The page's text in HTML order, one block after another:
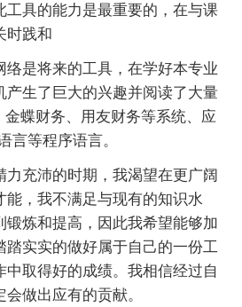
工具的能力是最重要的，在与课
时践和
络是将来的工具，在学好本专业
产生了巨大的兴趣并阅读了大量
金蝶财务、用友财务等系统、应
言等程序语言。
力充沛的时期，我渴望在更广阔
能，我不满足与现有的知识水
锻炼和提高，因此我希望能够加
踏实实的做好属于自己的一份工
中取得好的成绩。我相信经过自
做出应有的贡献。